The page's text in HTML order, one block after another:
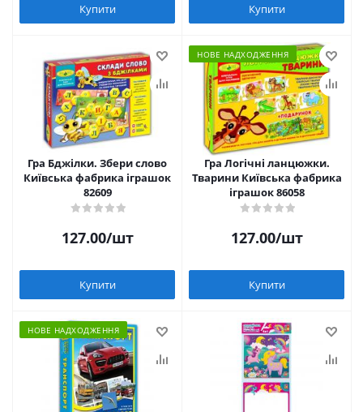
Купити Купити
Гра Бджілки. Збери слово
Київська фабрика іграшок
82609
127.00/шт
Купити
НОВЕ НАДХОДЖЕННЯ
Гра Логічні ланцюжки.
Тварини Київська фабрика
іграшок 86058
127.00/шт
Купити
НОВЕ НАДХОДЖЕННЯ